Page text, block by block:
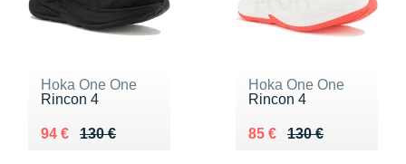
Hoka One One
Rincon 4
130 €
Au lieu de 130 €
94 €
Vendu 94 €
Hoka One One
Rincon 4
130 €
Au lieu de 130 €
85 €
Vendu 85 €